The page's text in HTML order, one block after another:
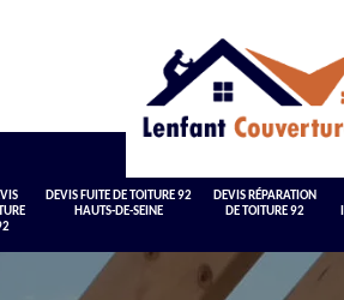
DEVIS FUITE DE TOITURE 92
HAUTS-DE-SEINE
DEVIS RÉPARATION
DE TOITURE 92